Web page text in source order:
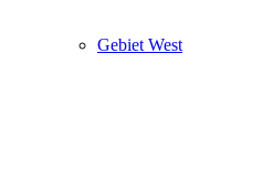
Gebiet West